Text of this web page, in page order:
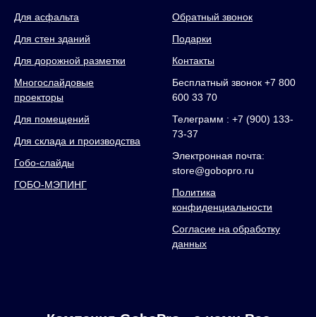
Для асфальта
Для стен зданий
Для дорожной разметки
Многослайдовые
проекторы
Для помещений
Для склада и производства
Гобо-слайды
ГОБО-МЭПИНГ
Обратный звонок
Подарки
Контакты
Бесплатный звонок +7 800
600 33 70
Телеграмм : +7 (900) 133-
73-37
Электронная почта:
store@gobopro.ru
Политика
конфиденциальности
Согласие на обработку
данных